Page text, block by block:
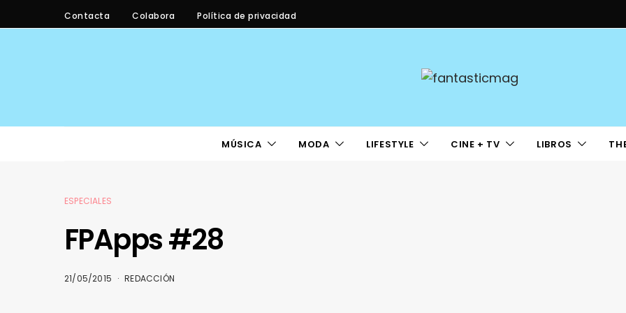
Contacta Colabora Política de privacidad
MÚSICA MODA LIFESTYLE CINE + TV LIBROS
ESPECIALES
FPApps #28
21/05/2015 REDACCIÓN